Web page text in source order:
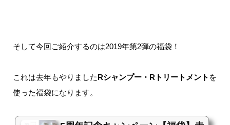
そして今回ご紹介するのは2019年第2弾の福袋！
これは去年もやりましたRシャンプー・Rトリートメント を
使った福袋になります。